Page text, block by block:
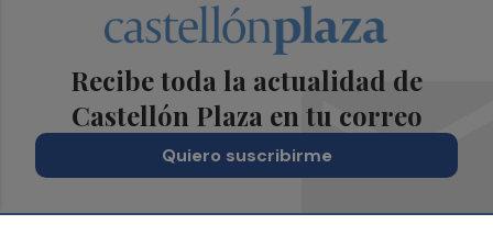
Recibe toda la actualidad de
Castellón Plaza en tu correo
Quiero suscribirme